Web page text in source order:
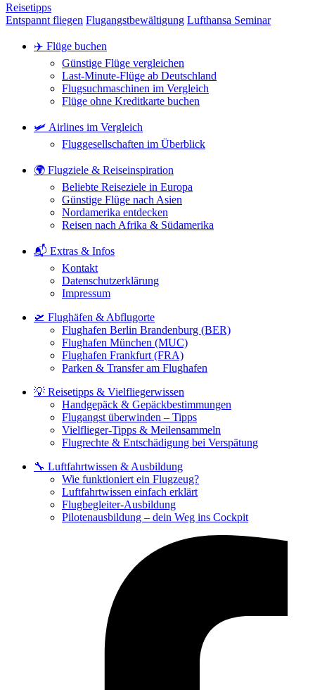
Reisetipps
Entspannt fliegen Flugangstbewältigung Lufthansa Seminar
✈️ Flüge buchen
Günstige Flüge vergleichen
Last-Minute-Flüge ab Deutschland
Flugsuchmaschinen im Vergleich
Flüge ohne Kreditkarte buchen
🛩️ Airlines im Vergleich
Fluggesellschaften im Überblick
🌍 Flugziele & Reiseinspiration
Beliebte Reiseziele in Europa
Günstige Flüge nach Asien
Nordamerika entdecken
Reisen nach Afrika & Südamerika
📬 Extras & Infos
Kontakt
Datenschutzerklärung
Impressum
🛫 Flughäfen & Abflugorte
Flughafen Berlin Brandenburg (BER)
Flughafen München (MUC)
Flughafen Frankfurt (FRA)
Parken & Transfer am Flughafen
💡 Reisetipps & Vielfliegerwissen
Handgepäck & Gepäckbestimmungen
Flugangst überwinden – Tipps
Vielflieger-Tipps & Meilensammeln
Flugrechte & Entschädigung bei Verspätung
🔧 Luftfahrtwissen & Ausbildung
Wie funktioniert ein Flugzeug?
Luftfahrtwissen einfach erklärt
Flugbegleiter-Ausbildung
Pilotenausbildung – dein Weg ins Cockpit